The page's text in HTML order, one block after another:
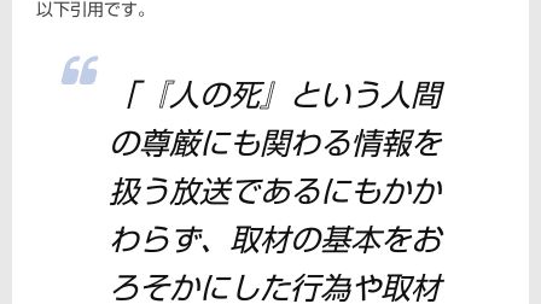
以下引用です。
「『人の死』という人間
の尊厳にも関わる情報を
扱う放送であるにもかか
わらず、取材の基本をお
ろそかにした行為や取材